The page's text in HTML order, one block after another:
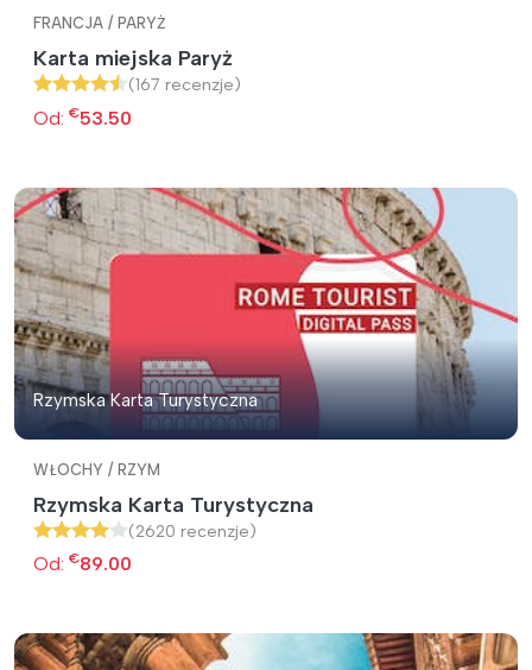
FRANCJA / PARYŻ
Karta miejska Paryż
(167 recenzje)
Od: €53.50
Rzymska Karta Turystyczna
WŁOCHY / RZYM
Rzymska Karta Turystyczna
(2620 recenzje)
Od: €89.00